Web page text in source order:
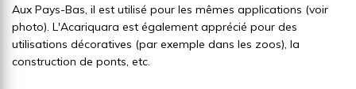
Aux Pays-Bas, il est utilisé pour les mêmes applications (voir
photo). L'Acariquara est également apprécié pour des
utilisations décoratives (par exemple dans les zoos), la
construction de ponts, etc.